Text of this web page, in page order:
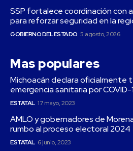
SSP fortalece coordinación con
para reforzar seguridad en la
GOBIERNO DEL ESTADO 5 agosto, 2026
Mas populares
Michoacán declara oficialmente
emergencia sanitaria por COVID-
ESTATAL 17 mayo, 2023
AMLO y gobernadores de
rumbo al proceso electoral 2024
ESTATAL 6 junio, 2023